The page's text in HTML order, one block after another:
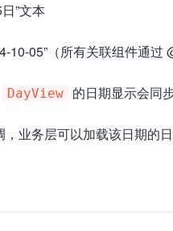
”文本
10-05”（所有关联组件通过
DayView 的日期显示会同
，业务层可以加载该日期的